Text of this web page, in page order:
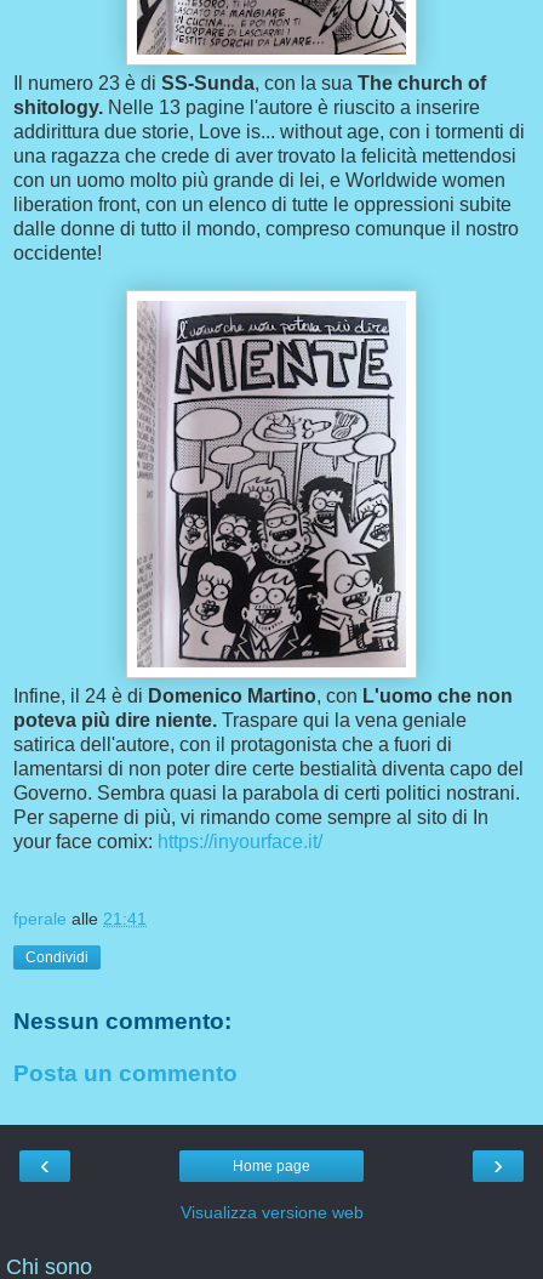
Il numero 23 è di SS-Sunda, con la sua The church of
shitology. Nelle 13 pagine l'autore è riuscito a inserire
addirittura due storie, Love is... without age, con i tormenti di
una ragazza che crede di aver trovato la felicità mettendosi
con un uomo molto più grande di lei, e Worldwide women
liberation front, con un elenco di tutte le oppressioni subite
dalle donne di tutto il mondo, compreso comunque il nostro
occidente!
Infine, il 24 è di Domenico Martino, con L'uomo che non
poteva più dire niente. Traspare qui la vena geniale
satirica dell'autore, con il protagonista che a fuori di
lamentarsi di non poter dire certe bestialità diventa capo del
Governo. Sembra quasi la parabola di certi politici nostrani.
Per saperne di più, vi rimando come sempre al sito di In
your face comix: https://inyourface.it/
fperale alle 21:41
Condividi
Nessun commento:
Posta un commento
‹ ›
Home page
Visualizza versione web
Chi sono